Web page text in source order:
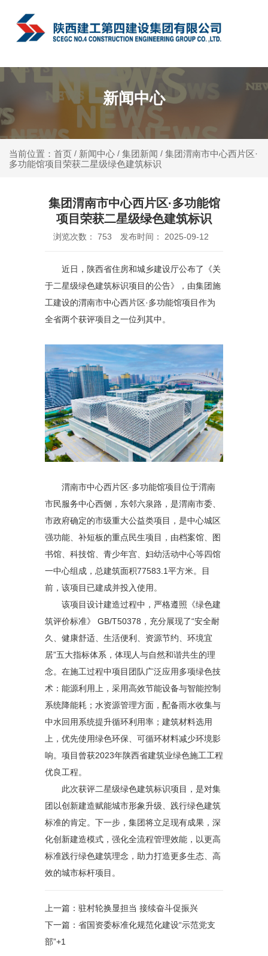
中文
新闻中心
当前位置：首页 / 新闻中心 / 集团新闻 / 集团渭南市中心西片区·
多功能馆项目荣获二星级绿色建筑标识
集团渭南市中心西片区·多功能馆
项目荣获二星级绿色建筑标识
浏览次数： 753 发布时间： 2025-09-12
近日，陕西省住房和城乡建设厅公布了《关
于二星级绿色建筑标识项目的公告》，由集团施
工建设的渭南市中心西片区·多功能馆项目作为
全省两个获评项目之一位列其中。
渭南市中心西片区·多功能馆项目位于渭南
市民服务中心西侧，东邻六泉路，是渭南市委、
市政府确定的市级重大公益类项目，是中心城区
强功能、补短板的重点民生项目，由档案馆、图
书馆、科技馆、青少年宫、妇幼活动中心等四馆
一中心组成，总建筑面积77583.1平方米。目
前，该项目已建成并投入使用。
该项目设计建造过程中，严格遵照《绿色建
筑评价标准》 GB/T50378，充分展现了“安全耐
久、健康舒适、生活便利、资源节约、环境宜
居”五大指标体系，体现人与自然和谐共生的理
念。在施工过程中项目团队广泛应用多项绿色技
术：能源利用上，采用高效节能设备与智能控制
系统降能耗；水资源管理方面，配备雨水收集与
中水回用系统提升循环利用率；建筑材料选用
上，优先使用绿色环保、可循环材料减少环境影
响。项目曾获2023年陕西省建筑业绿色施工工程
优良工程。
此次获评二星级绿色建筑标识项目，是对集
团以创新建造赋能城市形象升级、践行绿色建筑
标准的肯定。下一步，集团将立足现有成果，深
化创新建造模式，强化全流程管理效能，以更高
标准践行绿色建筑理念，助力打造更多生态、高
效的城市标杆项目。
上一篇： 驻村轮换显担当 接续奋斗促振兴
下一篇： 省国资委标准化规范化建设“示范党支
部”+1